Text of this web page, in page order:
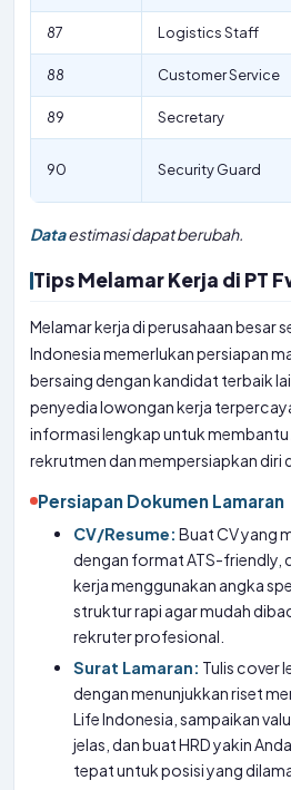
87 Logistics Staff
88 Customer Service
89 Secretary
90 Security Guard
Dataestimasi dapat berubah.
Tips Melamar Kerja di PT
Melamar kerja di perusahaan besar
Indonesia memerlukan persiapan
bersaing dengan kandidat terbaik
penyedia lowongan kerja
informasi lengkap untuk
rekrutmen dan mempersiapkan diri
Persiapan Dokumen Lamaran
CV/Resume: Buat CV yang
dengan format ATS-friendly,
kerja menggunakan angka
struktur rapi agar mudah
rekruter profesional.
Surat Lamaran: Tulis cover
dengan menunjukkan riset
Life Indonesia, sampaikan
jelas, dan buat HRD yakin
tepat untuk posisi yang